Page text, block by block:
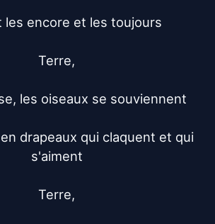
les encore et les toujours
Terre,
les oiseaux se souviennent
drapeaux qui claquent et qui
s'aiment
Terre,